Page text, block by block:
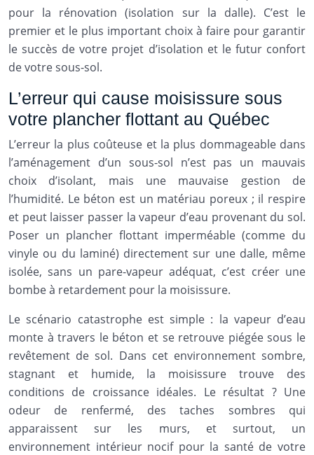
pour la rénovation (isolation sur la dalle). C’est le
premier et le plus important choix à faire pour garantir
le succès de votre projet d’isolation et le futur confort
de votre sous-sol.
L’erreur qui cause moisissure sous
votre plancher flottant au Québec
L’erreur la plus coûteuse et la plus dommageable dans
l’aménagement d’un sous-sol n’est pas un mauvais
choix d’isolant, mais une mauvaise gestion de
l’humidité. Le béton est un matériau poreux ; il respire
et peut laisser passer la vapeur d’eau provenant du sol.
Poser un plancher flottant imperméable (comme du
vinyle ou du laminé) directement sur une dalle, même
isolée, sans un pare-vapeur adéquat, c’est créer une
bombe à retardement pour la moisissure.
Le scénario catastrophe est simple : la vapeur d’eau
monte à travers le béton et se retrouve piégée sous le
revêtement de sol. Dans cet environnement sombre,
stagnant et humide, la moisissure trouve des
conditions de croissance idéales. Le résultat ? Une
odeur de renfermé, des taches sombres qui
apparaissent sur les murs, et surtout, un
environnement intérieur nocif pour la santé de votre